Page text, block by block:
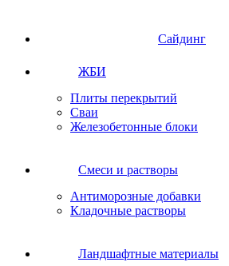
Сайдинг
ЖБИ
Плиты перекрытий
Сваи
Железобетонные блоки
Cмеси и растворы
Антиморозные добавки
Кладочные растворы
Ландшафтные материалы